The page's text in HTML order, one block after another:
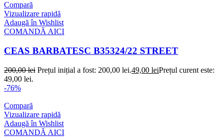
Compară
Vizualizare rapidă
Adaugă în Wishlist
COMANDĂ AICI
CEAS BARBATESC B35324/22 STREET
200,00lei Prețul inițial a fost: 200,00 lei.49,00 leiPrețul curent este:
49,00 lei.
-76%
Compară
Vizualizare rapidă
Adaugă în Wishlist
COMANDĂ AICI